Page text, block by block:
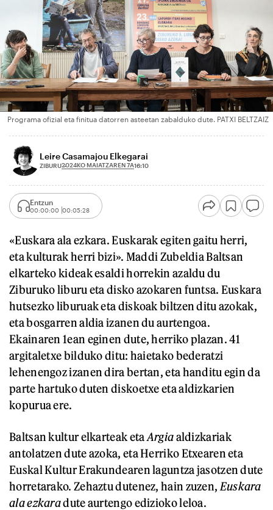
Programa ofizial eta finitua datorren asteetan zabalduko dute. PATXI BELTZAIZ
Leire Casamajou Elkegarai
ZIBURU2024KO MAIATZAREN 7A16:10
Entzun
00:00:00 00:05:28
«Euskara ala ezkara. Euskarak egiten gaitu herri,
eta kulturak herri bizi». Maddi Zubeldia Baltsan
elkarteko kideak esaldi horrekin azaldu du
Ziburuko liburu eta disko azokaren funtsa. Euskara
hutsezko liburuak eta diskoak biltzen ditu azokak,
eta bosgarren aldia izanen du aurtengoa.
Ekainaren 1ean eginen dute, herriko plazan. 41
argitaletxe bilduko ditu: haietako bederatzi
lehenengoz izanen dira bertan, eta handitu egin da
parte hartuko duten diskoetxe eta aldizkarien
kopurua ere.
Baltsan kultur elkarteak etaArgiaaldizkariak
antolatzen dute azoka, eta Herriko Etxearen eta
Euskal Kultur Erakundearen laguntza jasotzen dute
horretarako. Zehaztu dutenez, hain zuzen, Euskara
ala ezkaradute aurtengo edizioko leloa.